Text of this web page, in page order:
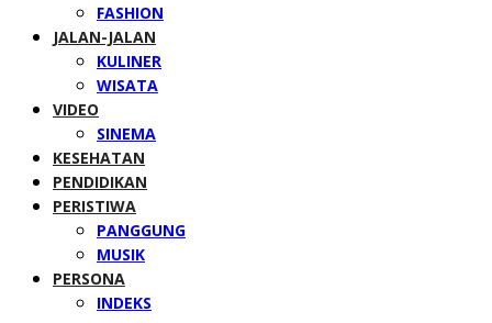
FASHION
JALAN-JALAN
KULINER
WISATA
VIDEO
SINEMA
KESEHATAN
PENDIDIKAN
PERISTIWA
PANGGUNG
MUSIK
PERSONA
INDEKS